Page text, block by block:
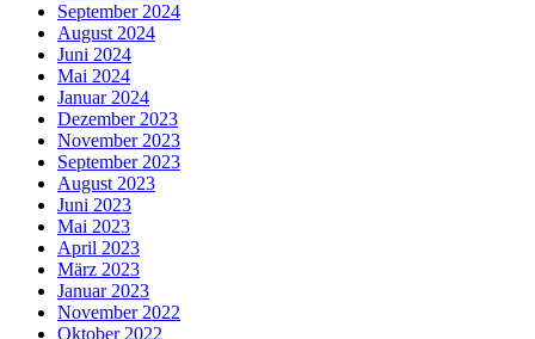
September 2024
August 2024
Juni 2024
Mai 2024
Januar 2024
Dezember 2023
November 2023
September 2023
August 2023
Juni 2023
Mai 2023
April 2023
März 2023
Januar 2023
November 2022
Oktober 2022